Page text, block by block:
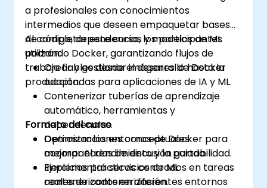
a profesionales con conocimientos
intermedios que deseen empaquetar bases
de código, dependencias y modelos de ML
utilizando Docker, garantizando flujos de
trabajo fiables desde el desarrollo hasta la
producción.
Al completar este curso, los participantes
podrán:
Crear y gestionar imágenes de Docker
adaptadas para aplicaciones de IA y ML.
Contenerizar tuberías de aprendizaje
automático, herramientas y
dependencias.
Optimizar los entornos de Docker para
mejorar el rendimiento y la portabilidad.
Implementar servicios de ML
contenerizados en diferentes entornos
Formato del curso
Demostraciones conceptuales
acompañadas de discusión guiada.
Ejercicios prácticos centrados en tareas
reales de contenerización.